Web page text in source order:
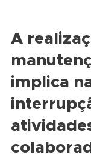
A
implica